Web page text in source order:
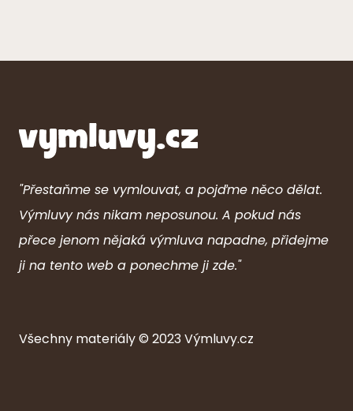
"Přestaňme se vymlouvat, a pojďme něco dělat.
Výmluvy nás nikam neposunou. A pokud nás
přece jenom nějaká výmluva napadne, přidejme
ji na tento web a ponechme ji zde."
Všechny materiály © 2023Výmluvy.cz